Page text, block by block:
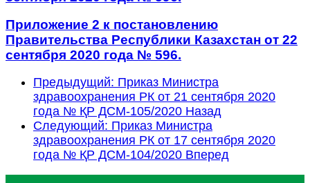
Приложение 2 к постановлению
Правительства Республики Казахстан от 22
сентября 2020 года № 596.
Предыдущий: Приказ Министра
здравоохранения РК от 21 сентября 2020
года № ҚР ДСМ-105/2020 Назад
Следующий: Приказ Министра
здравоохранения РК от 17 сентября 2020
года № ҚР ДСМ-104/2020 Вперед